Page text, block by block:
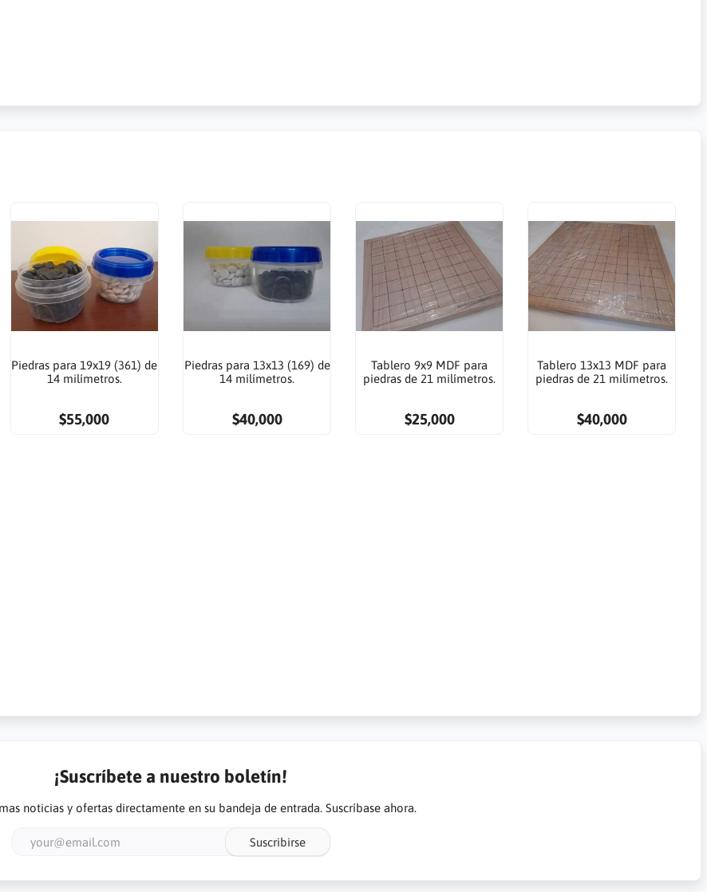
Piedras para 19x19 (361) de
14 milímetros.
$55,000
Piedras para 13x13 (169) de
14 milímetros.
$40,000
Tablero 9x9 MDF para
piedras de 21 milímetros.
$25,000
Tablero 13x13 MDF para
piedras de 21 milímetros.
$40,000
¡Suscríbete a nuestro boletín!
noticias y ofertas directamente en su bandeja de entrada. Suscríbase ahora.
Suscribirse